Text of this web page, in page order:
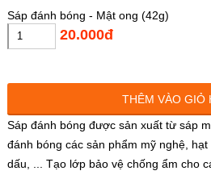
Sáp đánh bóng - Mật ong (42g)
20.000đ
THÊM VÀO GIỎ
Sáp đánh bóng được sản xuất từ sáp
đánh bóng các sản phẩm mỹ nghệ,
dấu, ... Tạo lớp bảo vệ chống ẩm cho